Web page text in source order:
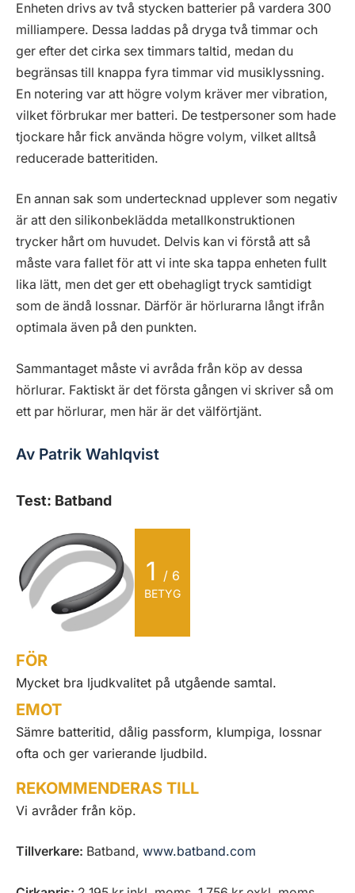
Enheten drivs av två stycken batterier på vardera 300
milliampere. Dessa laddas på dryga två timmar och
ger efter det cirka sex timmars taltid, medan du
begränsas till knappa fyra timmar vid musiklyssning.
En notering var att högre volym kräver mer vibration,
vilket förbrukar mer batteri. De testpersoner som hade
tjockare hår fick använda högre volym, vilket alltså
reducerade batteritiden.
En annan sak som undertecknad upplever som negativ
är att den silikonbeklädda metallkonstruktionen
trycker hårt om huvudet. Delvis kan vi förstå att så
måste vara fallet för att vi inte ska tappa enheten fullt
lika lätt, men det ger ett obehagligt tryck samtidigt
som de ändå lossnar. Därför är hörlurarna långt ifrån
optimala även på den punkten.
Sammantaget måste vi avråda från köp av dessa
hörlurar. Faktiskt är det första gången vi skriver så om
ett par hörlurar, men här är det välförtjänt.
Av Patrik Wahlqvist
Test: Batband
1 / 6
BETYG
FÖR
Mycket bra ljudkvalitet på utgående samtal.
EMOT
Sämre batteritid, dålig passform, klumpiga, lossnar
ofta och ger varierande ljudbild.
REKOMMENDERAS TILL
Vi avråder från köp.
Tillverkare: Batband, www.batband.com